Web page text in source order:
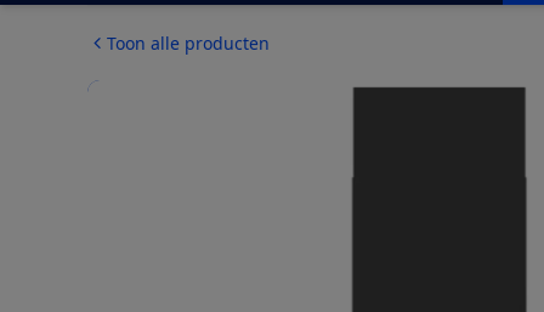
Toon alle producten